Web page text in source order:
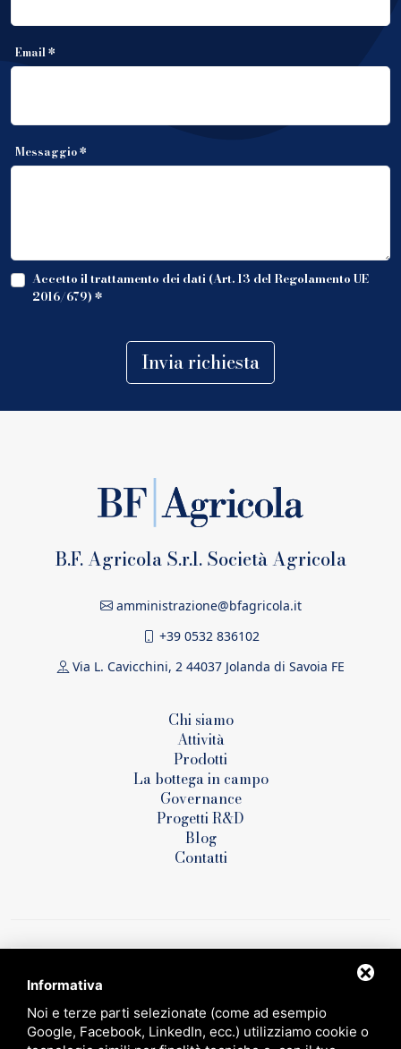
Email *
Messaggio *
Accetto il trattamento dei dati (Art. 13 del Regolamento UE
2016/679) *
Invia richiesta
B.F. Agricola S.r.l. Società Agricola
amministrazione@bfagricola.it
+39 0532 836102
Via L. Cavicchini, 2 44037 Jolanda di Savoia FE
Chi siamo
Attività
Prodotti
La bottega in campo
Governance
Progetti R&D
Blog
Contatti
Informativa
Noi e terze parti selezionate (come ad esempio
Google, Facebook, LinkedIn, ecc.) utilizziamo cookie o